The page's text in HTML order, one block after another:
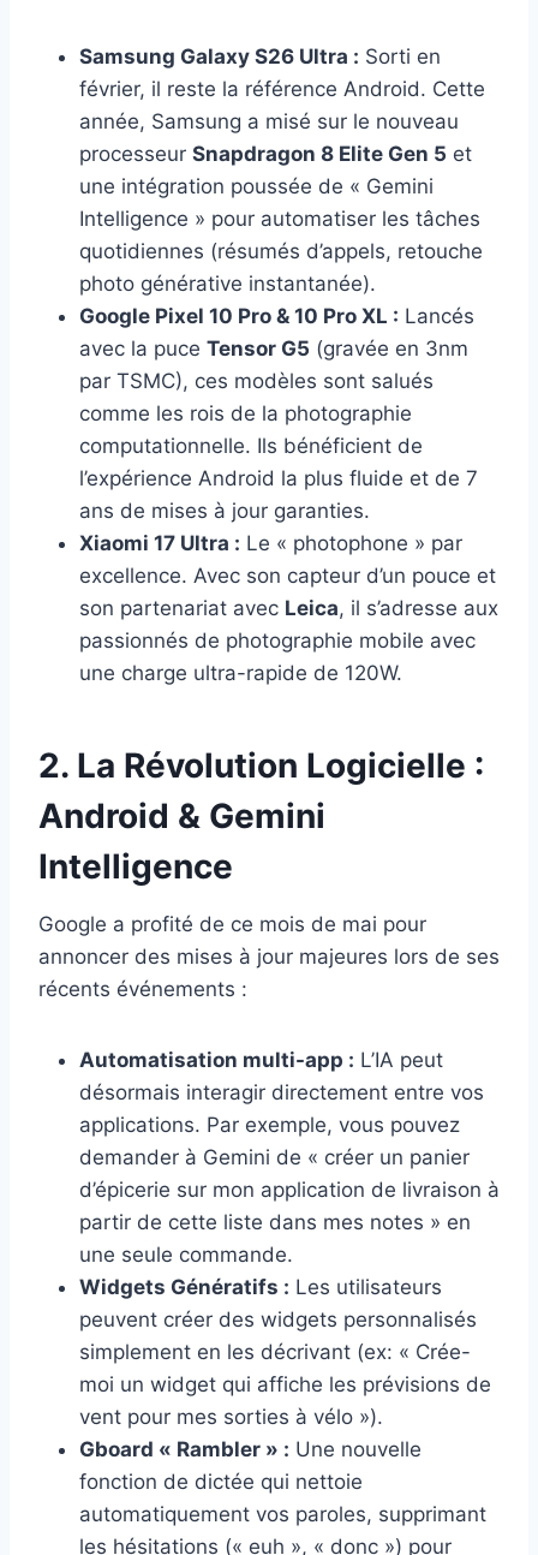
Samsung Galaxy S26 Ultra : Sorti en
février, il reste la référence Android. Cette
année, Samsung a misé sur le nouveau
processeur Snapdragon 8 Elite Gen 5 et
une intégration poussée de « Gemini
Intelligence » pour automatiser les tâches
quotidiennes (résumés d’appels, retouche
photo générative instantanée).
Google Pixel 10 Pro & 10 Pro XL : Lancés
avec la puce Tensor G5 (gravée en 3nm
par TSMC), ces modèles sont salués
comme les rois de la photographie
computationnelle. Ils bénéficient de
l’expérience Android la plus fluide et de 7
ans de mises à jour garanties.
Xiaomi 17 Ultra : Le « photophone » par
excellence. Avec son capteur d’un pouce et
son partenariat avec Leica, il s’adresse aux
passionnés de photographie mobile avec
une charge ultra-rapide de 120W.
2. La Révolution Logicielle :
Android & Gemini
Intelligence
Google a profité de ce mois de mai pour
annoncer des mises à jour majeures lors de ses
récents événements :
Automatisation multi-app : L’IA peut
désormais interagir directement entre vos
applications. Par exemple, vous pouvez
demander à Gemini de « créer un panier
d’épicerie sur mon application de livraison à
partir de cette liste dans mes notes » en
une seule commande.
Widgets Génératifs : Les utilisateurs
peuvent créer des widgets personnalisés
simplement en les décrivant (ex: « Crée-
moi un widget qui affiche les prévisions de
vent pour mes sorties à vélo »).
Gboard « Rambler » : Une nouvelle
fonction de dictée qui nettoie
automatiquement vos paroles, supprimant
les hésitations (« euh », « donc ») pour